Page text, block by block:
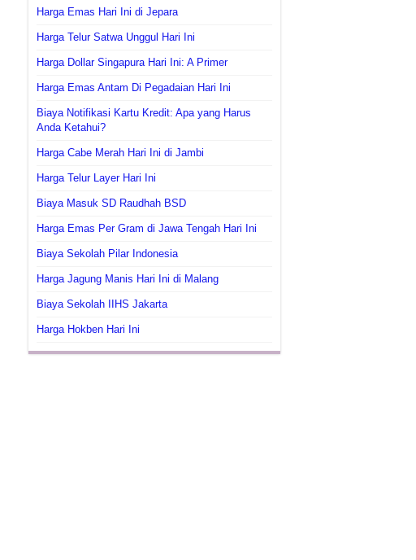
Harga Emas Hari Ini di Jepara
Harga Telur Satwa Unggul Hari Ini
Harga Dollar Singapura Hari Ini: A Primer
Harga Emas Antam Di Pegadaian Hari Ini
Biaya Notifikasi Kartu Kredit: Apa yang Harus
Anda Ketahui?
Harga Cabe Merah Hari Ini di Jambi
Harga Telur Layer Hari Ini
Biaya Masuk SD Raudhah BSD
Harga Emas Per Gram di Jawa Tengah Hari Ini
Biaya Sekolah Pilar Indonesia
Harga Jagung Manis Hari Ini di Malang
Biaya Sekolah IIHS Jakarta
Harga Hokben Hari Ini